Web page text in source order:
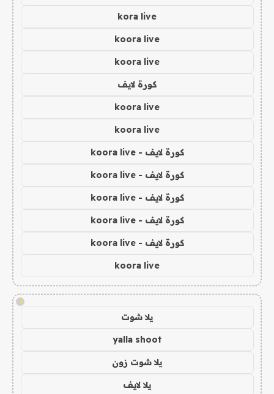
kora live
koora live
koora live
كورة لايف
koora live
koora live
كورة لايف - koora live
كورة لايف - koora live
كورة لايف - koora live
كورة لايف - koora live
كورة لايف - koora live
koora live
!
يلا شوت
yalla shoot
يلا شوت زون
يلا لايف